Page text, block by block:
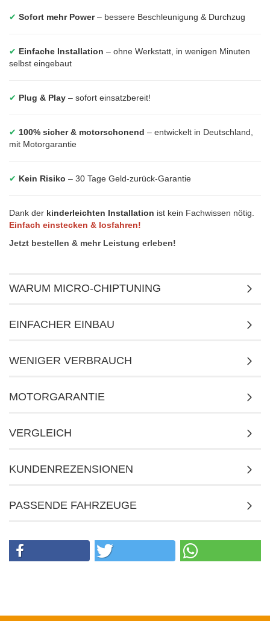
✔ Sofort mehr Power– bessere Beschleunigung & Durchzug
✔ Einfache Installation – ohne Werkstatt, in wenigen Minuten
selbst eingebaut
✔ Plug & Play – sofort einsatzbereit!
✔ 100% sicher & motorschonend – entwickelt in Deutschland,
mit Motorgarantie
✔ Kein Risiko – 30 Tage Geld-zurück-Garantie
Dank der kinderleichten Installation ist kein Fachwissen nötig.
Einfach einstecken & losfahren!
Jetzt bestellen & mehr Leistung erleben!
WARUM MICRO-CHIPTUNING
EINFACHER EINBAU
WENIGER VERBRAUCH
MOTORGARANTIE
VERGLEICH
KUNDENREZENSIONEN
PASSENDE FAHRZEUGE